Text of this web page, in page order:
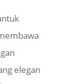
elegan